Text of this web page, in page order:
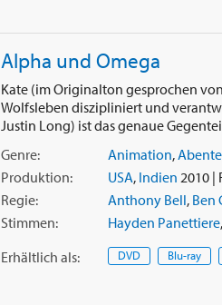
Alpha und Omega
Kate (im Originalton gesprochen
Wolfsleben diszipliniert und
Justin Long) ist das genaue
Genre:
Animation,
Produktion:
USA, Indien 2010 |
Regie:
Anthony Bell, Ben
Stimmen:
Hayden Panettiere,
Erhältlich als: DVD Blu-ray